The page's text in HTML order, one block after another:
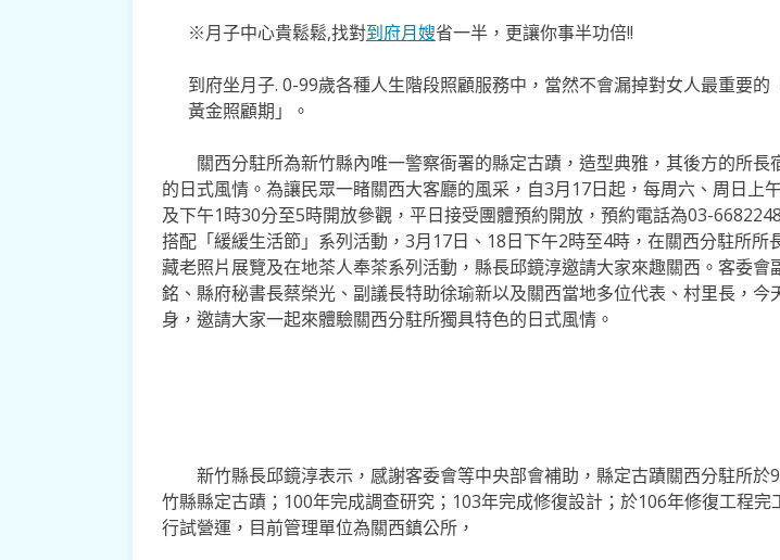
※月子中心貴鬆鬆,找對到府月嫂省一半，更讓你事半功倍!!
到府坐月子. 0-99歲各種人生階段照顧服務中，當然不會漏掉對女人最重要的
黃金照顧期」。
關西分駐所為新竹縣內唯一警察衙署的縣定古蹟，造型典雅，其後方的所長
的日式風情。為讓民眾一睹關西大客廳的風采，自3月17日起，每周六、周日上
及下午1時30分至5時開放參觀，平日接受團體預約開放，預約電話為03-
搭配「緩緩生活節」系列活動，3月17日、18日下午2時至4時，在關西分駐所所
藏老照片展覽及在地茶人奉茶系列活動，縣長邱鏡淳邀請大家來趣關西。客委會
銘、縣府秘書長蔡榮光、副議長特助徐瑜新以及關西當地多位代表、村里長，今
身，邀請大家一起來體驗關西分駐所獨具特色的日式風情。
新竹縣長邱鏡淳表示，感謝客委會等中央部會補助，縣定古蹟關西分駐所於
竹縣縣定古蹟；100年完成調查研究；103年完成修復設計；於106年修復工程完
行試營運，目前管理單位為關西鎮公所，